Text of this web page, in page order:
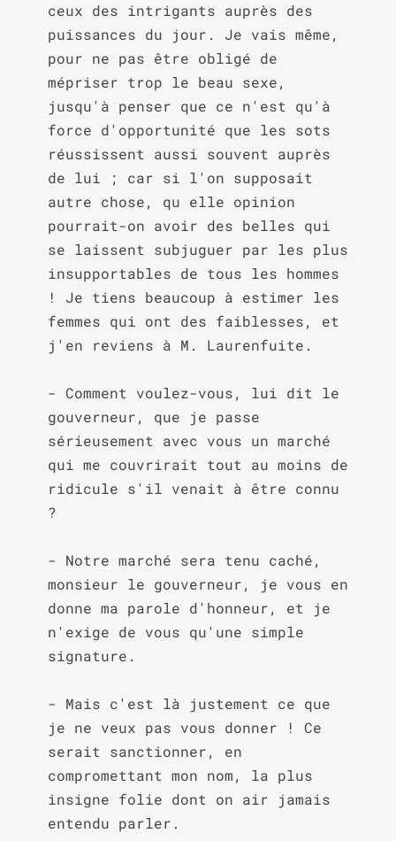
ceux des intrigants auprès des
puissances du jour. Je vais même,
pour ne pas être obligé de
mépriser trop le beau sexe,
jusqu'à penser que ce n'est qu'à
force d'opportunité que les sots
réussissent aussi souvent auprès
de lui ; car si l'on supposait
autre chose, qu elle opinion
pourrait-on avoir des belles qui
se laissent subjuguer par les plus
insupportables de tous les hommes
! Je tiens beaucoup à estimer les
femmes qui ont des faiblesses, et
j'en reviens à M. Laurenfuite.
- Comment voulez-vous, lui dit le
gouverneur, que je passe
sérieusement avec vous un marché
qui me couvrirait tout au moins de
ridicule s'il venait à être connu
?
- Notre marché sera tenu caché,
monsieur le gouverneur, je vous en
donne ma parole d'honneur, et je
n'exige de vous qu'une simple
signature.
- Mais c'est là justement ce que
je ne veux pas vous donner ! Ce
serait sanctionner, en
compromettant mon nom, la plus
insigne folie dont on air jamais
entendu parler.